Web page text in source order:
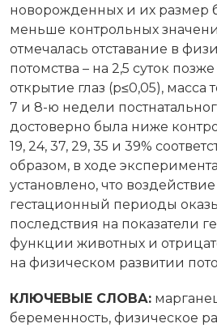
новорожденных и их размер
меньше контрольных
отмечалась отставание в
потомства – на 2,5 суток
открытие глаз (р≤0,05), масса
7 и 8-ю недели
достоверно была ниже
19, 24, 37, 29, 35 и 39%
образом, в ходе
установлено, что
гестационный периоды
последствия на показатели
функции животных и
на физическом развитии
КЛЮЧЕВЫЕ СЛОВА:
беременность, физическое